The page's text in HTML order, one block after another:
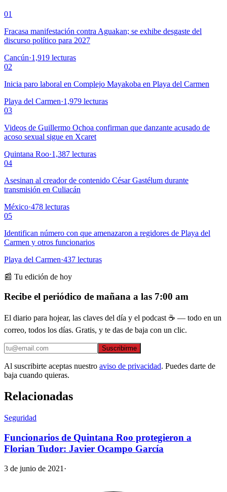
01
Fracasa manifestación contra Aguakan; se exhibe desgaste del
discurso político para 2027
Cancún·1,919 lecturas
02
Inicia paro laboral en Complejo Mayakoba en Playa del Carmen
Playa del Carmen·1,979 lecturas
03
Videos de Guillermo Ochoa confirman que danzante acusado de
acoso sexual sigue en Xcaret
Quintana Roo·1,387 lecturas
04
Asesinan al creador de contenido César Gastélum durante
transmisión en Culiacán
México·478 lecturas
05
Identifican número con que amenazaron a regidores de Playa del
Carmen y otros funcionarios
Playa del Carmen·437 lecturas
📰 Tu edición de hoy
Recibe el periódico de mañana a las 7:00 am
El diario para hojear, las claves del día y el podcast ☕ — todo en un
correo, todos los días. Gratis, y te das de baja con un clic.
Suscribirme
Al suscribirte aceptas nuestro aviso de privacidad. Puedes darte de
baja cuando quieras.
Relacionadas
Seguridad
Funcionarios de Quintana Roo protegieron a
Florian Tudor: Javier Ocampo García
3 de junio de 2021 ·